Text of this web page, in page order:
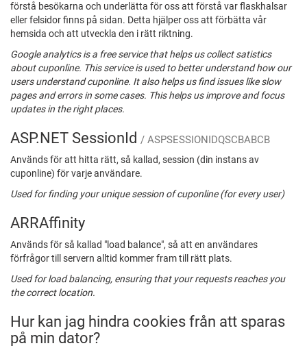
förstå besökarna och underlätta för oss att förstå var flaskhalsar
eller felsidor finns på sidan. Detta hjälper oss att förbätta vår
hemsida och att utveckla den i rätt riktning.
Google analytics is a free service that helps us collect satistics
about cuponline. This service is used to better understand how our
users understand cuponline. It also helps us find issues like slow
pages and errors in some cases. This helps us improve and focus
updates in the right places.
ASP.NET SessionId / ASPSESSIONIDQSCBABCB
Används för att hitta rätt, så kallad, session (din instans av
cuponline) för varje användare.
Used for finding your unique session of cuponline (for every user)
ARRAffinity
Används för så kallad "load balance", så att en användares
förfrågor till servern alltid kommer fram till rätt plats.
Used for load balancing, ensuring that your requests reaches you
the correct location.
Hur kan jag hindra cookies från att sparas
på min dator?